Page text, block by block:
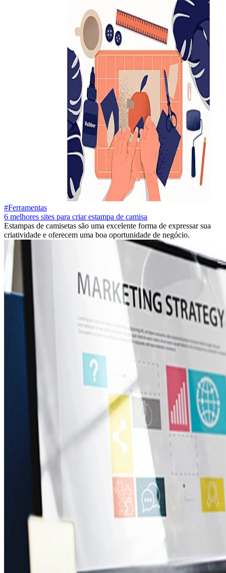
#Ferramentas
6 melhores sites para criar estampa de camisa
Estampas de camisetas são uma excelente forma de expressar sua
criatividade e oferecem uma boa oportunidade de negócio.